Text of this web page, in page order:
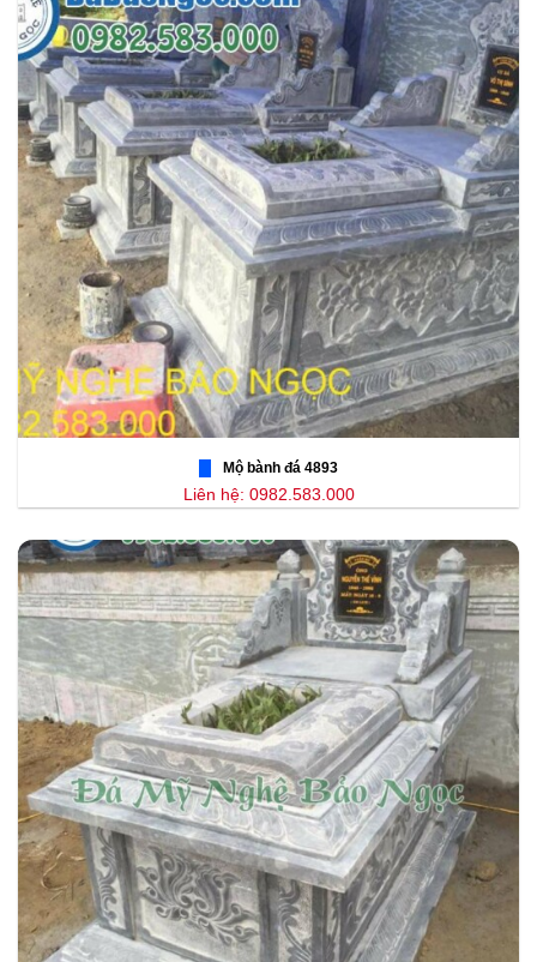
Mộ bành đá 4893
Liên hệ: 0982.583.000